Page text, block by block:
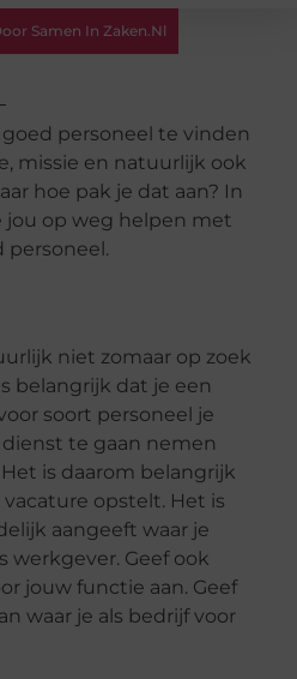
Samen In Zaken.nl
personeel te vinden
missie en natuurlijk ook
hoe pak je dat aan? In
jou op weg helpen met
personeel.
niet zomaar op zoek
belangrijk dat je een
soort personeel je
te gaan nemen
is daarom belangrijk
opstelt. Het is
aangeeft waar je
werkgever. Geef ook
jouw functie aan. Geef
waar je als bedrijf voor